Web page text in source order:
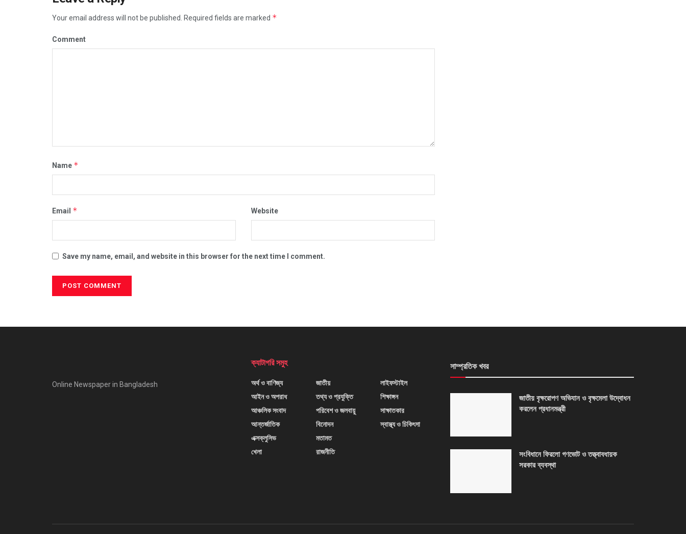
Your email address will not be published. Required fields are marked *
Comment
Name *
Email * Website
Save my name, email, and website in this browser for the next time I comment.
Online Newspaper in Bangladesh
ক্যাটাগরি সমুহ
অর্থ ও বাণিজ্য
আইন ও অপরাধ
আঞ্চলিক সংবাদ
আন্তর্জাতিক
এক্সক্লুসিভ
খেলা
জাতীয়
তথ্য ও প্রযুক্তি
পরিবেশ ও জলবায়ু
বিনোদন
মতামত
রাজনীতি
লাইফস্টাইল
শিক্ষাঙ্গন
সাক্ষাতকার
স্বাস্থ্য ও চিকিৎসা
সাম্প্রতিক খবর
জাতীয় বৃক্ষরোপণ অভিযান ও বৃক্ষমেলা উদ্বোধন
করলেন প্রধানমন্ত্রী
সংবিধানে ফিরলো গণভোট ও তত্ত্বাবধায়ক
সরকার ব্যবস্থা